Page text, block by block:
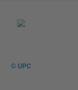
© UPC